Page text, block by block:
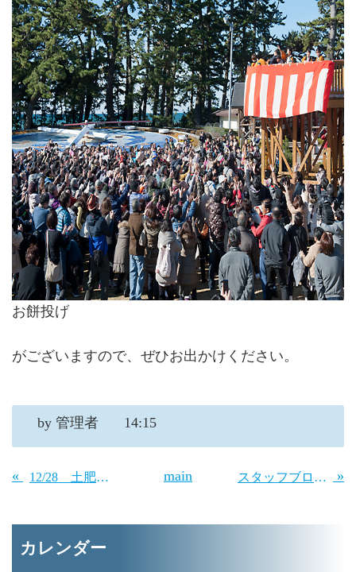
お餅投げ
がございますので、ぜひお出かけください。
by 管理者 14:15
« 12/28 土肥温泉・きょうの海景色 main スタッフブログ「峠道」 »
カレンダー